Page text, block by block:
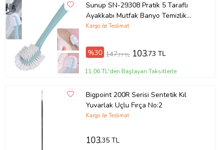
Sunup SN-29308 Pratik 5 Taraflı
Ayakkabı Mutfak Banyo Temizlik
Fırçası
Kargo ile Teslimat
%30 147,77 TL 103,73 TL
11,06 TL'den Başlayan Taksitlerle
Bigpoint 200R Serisi Sentetik Kıl
Yuvarlak Uçlu Fırça No:2
Kargo ile Teslimat
103,35 TL